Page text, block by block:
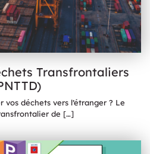
Transfrontaliers
vos déchets vers l’étranger ? Le
de […]